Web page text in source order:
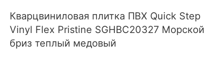
Кварцвиниловая плитка ПВХ Quick Step
Vinyl Flex Pristine SGHBC20327 Морской
бриз теплый медовый